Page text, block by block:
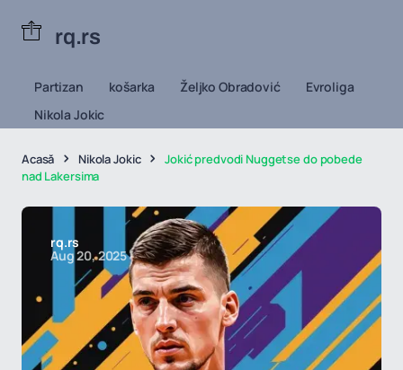
rq.rs
Partizan košarka Željko Obradović
Evroliga
Nikola Jokic
Acasă Nikola Jokic
Jokić predvodi Nuggetse do pobede
nad Lakersima
rq.rs
Aug 20, 2025